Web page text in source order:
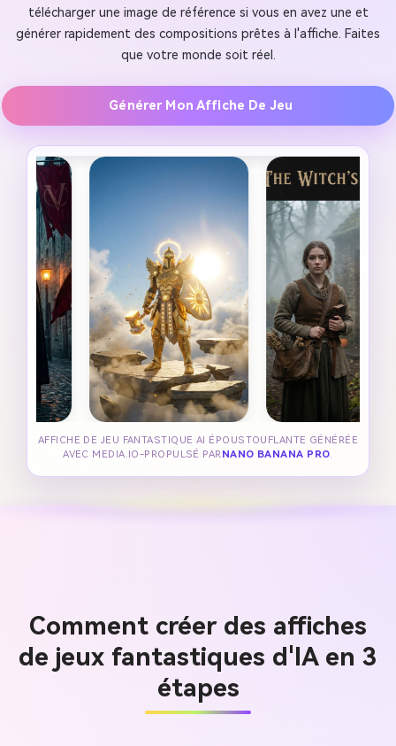
télécharger une image de référence si vous en avez une et
générer rapidement des compositions prêtes à l'affiche. Faites
que votre monde soit réel.
Générer Mon Affiche De Jeu
AFFICHE DE JEU FANTASTIQUE AI ÉPOUSTOUFLANTE GÉNÉRÉE
AVEC MEDIA.IO-PROPULSÉ PAR NANO BANANA PRO.
Comment créer des affiches
de jeux fantastiques d'IA en 3
étapes